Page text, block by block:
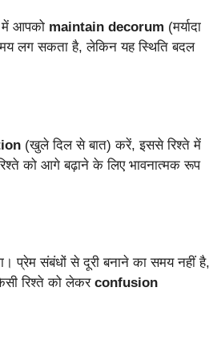
में आपको maintain decorum (मर्यादा
लग सकता है, लेकिन यह स्थिति बदल
(खुले दिल से बात) करें, इससे रिश्ते में
को आगे बढ़ाने के लिए भावनात्मक रूप
प्रेम संबंधों से दूरी बनाने का समय नहीं है,
रिश्ते को लेकर confusion